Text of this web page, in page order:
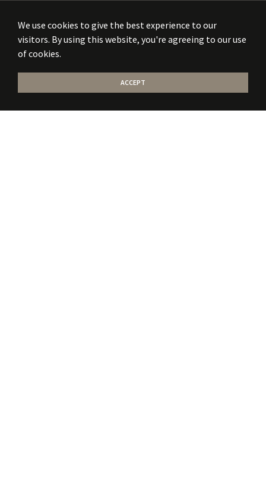
We use cookies to give the best experience to our
visitors. By using this website, you're agreeing to our use
of cookies.
ACCEPT